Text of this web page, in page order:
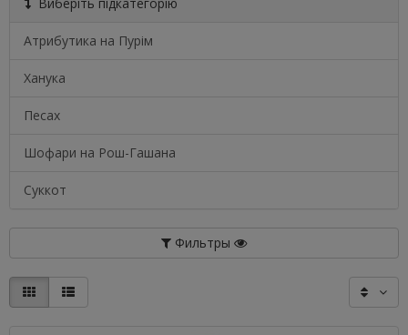
Атрибутика на Пурім
Ханука
Песах
Шофари на Рош-Гашана
Суккот
Фильтры